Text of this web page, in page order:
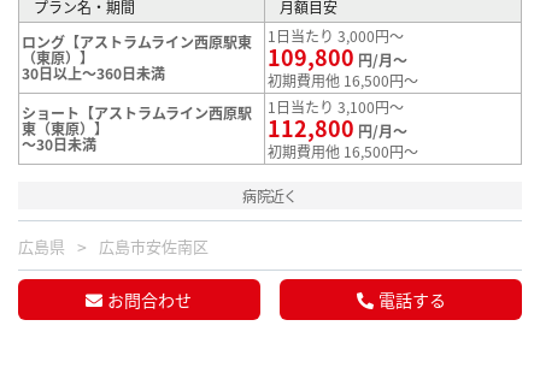
プラン名・期間
月額目安
ロング【アストラムライン西原駅東
（東原）】
30日以上～360日未満
1日当たり 3,000円～
109,800 円/月～
初期費用他 16,500円～
ショート【アストラムライン西原駅
東（東原）】
～30日未満
1日当たり 3,100円～
112,800 円/月～
初期費用他 16,500円～
病院近く
広島県 広島市安佐南区
お問合わせ 電話する